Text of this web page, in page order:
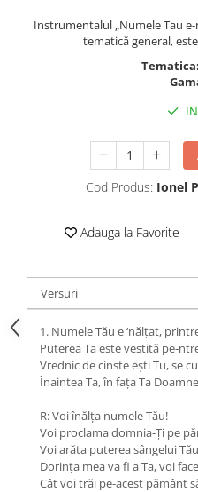
Instrumentalul „Numele Tau
tematică general,
Tematica:
Cod Produs: Ionel
Adauga la Favorite
Versuri
1. Numele Tău e ‘nălţat,
Puterea Ta este vestită pe-
Vrednic de cinste eşti Tu, se
Înaintea Ta, în faţa Ta
R: Voi înălţa numele Tău!
Voi proclama domnia-Ți pe
Voi arăta puterea sângelui
Dorinţa mea va fi a Ta, voi
Cât voi trăi pe-acest pământ